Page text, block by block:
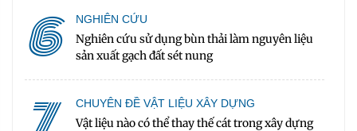
6 NGHIÊN CỨU
Nghiên cứu sử dụng bùn thải làm nguyên liệu
sản xuất gạch đất sét nung
CHUYÊN ĐỀ VẬT LIỆU XÂY DỰNG
Vật liệu nào có thể thay thế cát trong xây dựng